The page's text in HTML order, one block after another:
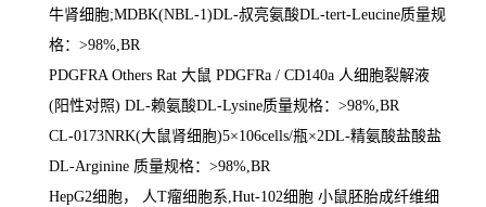
牛肾细胞;MDBK(NBL-1)DL-叔亮氨酸DL-tert-Leucine质量规
格： >98%,BR
PDGFRA Others Rat 大鼠 PDGFRa / CD140a 人细胞裂解液
(阳性对照) DL-赖氨酸DL-Lysine质量规格： >98%,BR
CL-0173NRK(大鼠肾细胞)5×106cells/瓶×2DL-精氨酸盐酸盐
DL-Arginine 质量规格： >98%,BR
HepG2细胞， 人T瘤细胞系 ,Hut-102细胞 小鼠胚胎成纤维细